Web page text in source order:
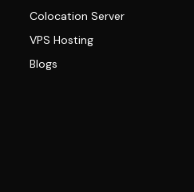
Colocation Server
VPS Hosting
Blogs